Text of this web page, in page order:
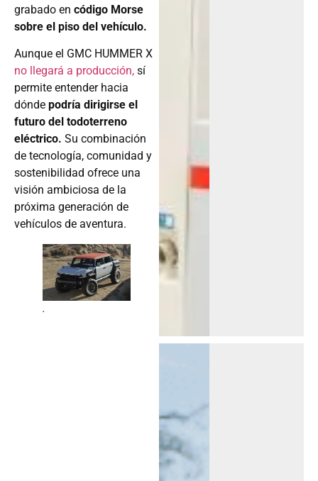
grabado en código Morse
sobre el piso del vehículo.
Aunque el GMC HUMMER X
no llegará a producción, sí
permite entender hacia
dónde podría dirigirse el
futuro del todoterreno
eléctrico. Su combinación
de tecnología, comunidad y
sostenibilidad ofrece una
visión ambiciosa de la
próxima generación de
vehículos de aventura.
.